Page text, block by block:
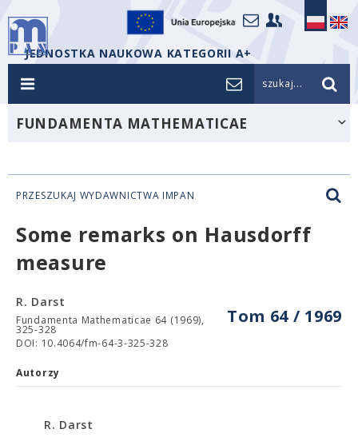
JEDNOSTKA NAUKOWA KATEGORII A+
szukaj...
FUNDAMENTA MATHEMATICAE
PRZESZUKAJ WYDAWNICTWA IMPAN
Some remarks on Hausdorff
measure
Tom 64 / 1969
R. Darst
Fundamenta Mathematicae 64 (1969),
325-328
DOI: 10.4064/fm-64-3-325-328
Autorzy
R. Darst